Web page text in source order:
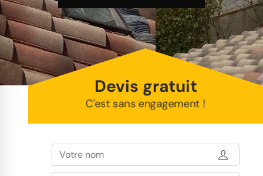
Devis gratuit
C'est sans engagement !